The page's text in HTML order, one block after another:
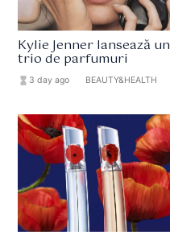
Kylie Jenner lansează un
trio de parfumuri
hourglass_full 3 day ago BEAUTY&HEALTH